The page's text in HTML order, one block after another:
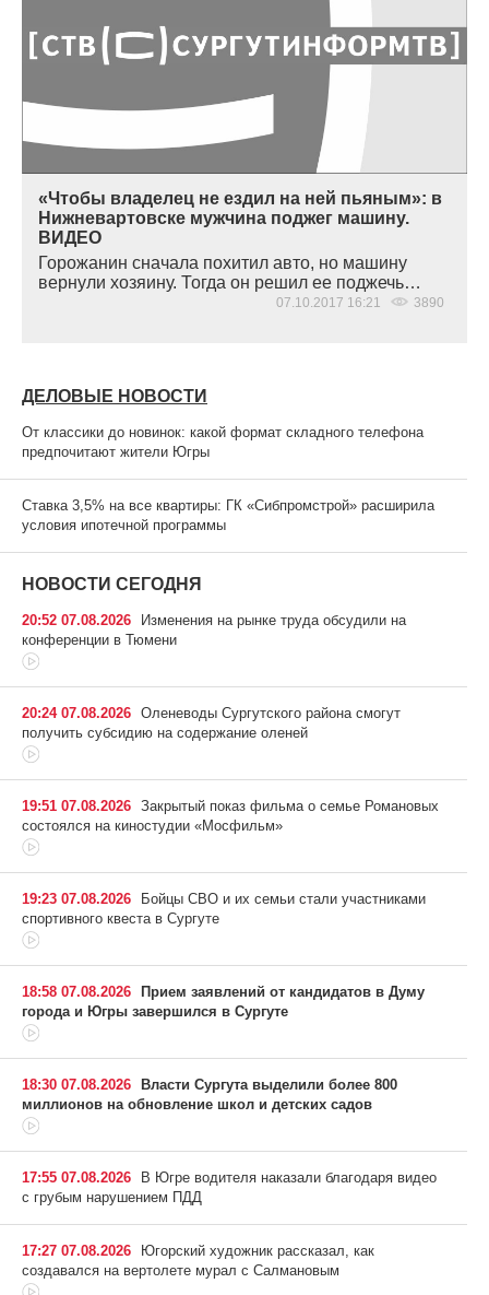
«Чтобы владелец не ездил на ней пьяным»: в
Нижневартовске мужчина поджег машину.
ВИДЕО
Горожанин сначала похитил авто, но машину
вернули хозяину. Тогда он решил ее поджечь…
07.10.2017 16:21 3890
ДЕЛОВЫЕ НОВОСТИ
От классики до новинок: какой формат складного телефона
предпочитают жители Югры
Ставка 3,5% на все квартиры: ГК «Сибпромстрой» расширила
условия ипотечной программы
НОВОСТИ СЕГОДНЯ
20:52 07.08.2026
Изменения на рынке труда обсудили на
конференции в Тюмени
20:24 07.08.2026 Оленеводы Сургутского района смогут
получить субсидию на содержание оленей
19:51 07.08.2026 Закрытый показ фильма о семье Романовых
состоялся на киностудии «Мосфильм»
19:23 07.08.2026
Бойцы СВО и их семьи стали участниками
спортивного квеста в Сургуте
18:58 07.08.2026
Прием заявлений от кандидатов в Думу
города и Югры завершился в Сургуте
18:30 07.08.2026
Власти Сургута выделили более 800
миллионов на обновление школ и детских садов
17:55 07.08.2026
В Югре водителя наказали благодаря видео
с грубым нарушением ПДД
17:27 07.08.2026
Югорский художник рассказал, как
создавался на вертолете мурал с Салмановым